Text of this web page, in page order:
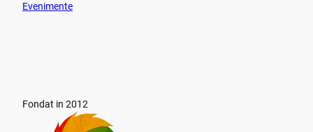
Evenimente
Fondat in 2012